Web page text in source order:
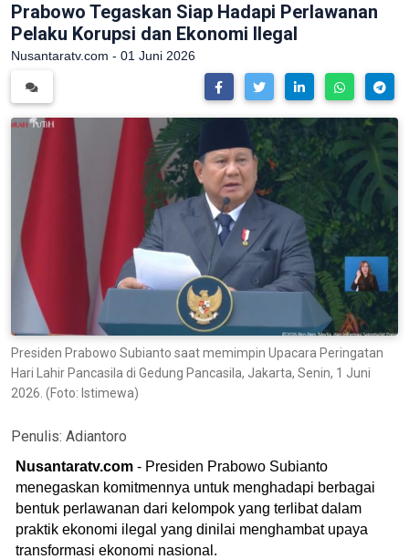
Prabowo Tegaskan Siap Hadapi Perlawanan
Pelaku Korupsi dan Ekonomi Ilegal
Nusantaratv.com - 01 Juni 2026
Presiden Prabowo Subianto saat memimpin Upacara Peringatan
Hari Lahir Pancasila di Gedung Pancasila, Jakarta, Senin, 1 Juni
2026. (Foto: Istimewa)
Penulis: Adiantoro
Nusantaratv.com - Presiden Prabowo Subianto
menegaskan komitmennya untuk menghadapi berbagai
bentuk perlawanan dari kelompok yang terlibat dalam
praktik ekonomi ilegal yang dinilai menghambat upaya
transformasi ekonomi nasional.